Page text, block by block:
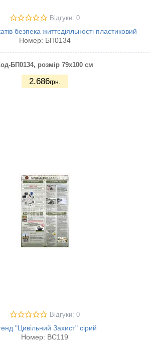
Відгуки: 0
безпека життєдіяльності пластиковий
Номер: БП0134
БП0134, розмір 79х100 см
2.686грн.
Відгуки: 0
"Цивільний Захист" сірий
Номер: ВС119